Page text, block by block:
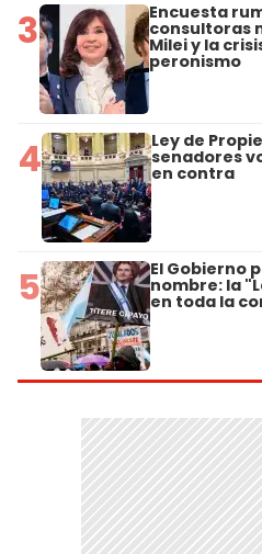
3 Encuesta
consultoras
Milei y la
peronismo
4 Ley de
senadores
en contra
5 El Gobierno
nombre: la
en toda la